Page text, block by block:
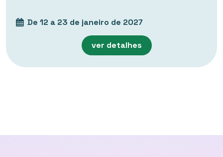
De 12 a 23 de janeiro de 2027
ver detalhes